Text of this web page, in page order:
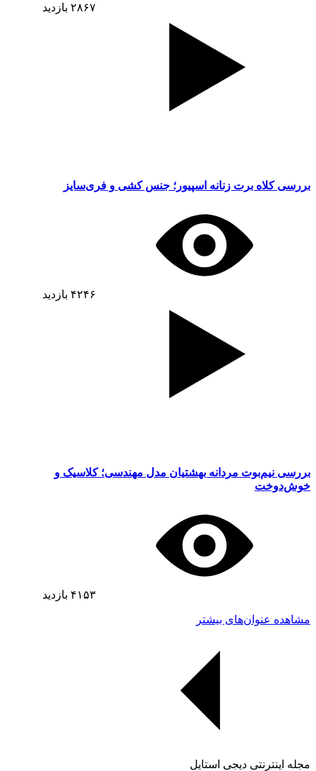
۲۸۶۷ بازدید
بررسی کلاه برت زنانه اسپیور؛ جنس کشی و فری‌سایز
۴۲۴۶ بازدید
بررسی نیم‌بوت مردانه بهشتیان مدل مهندسی؛ کلاسیک و
خوش‌دوخت
۴۱۵۳ بازدید
مشاهده عنوان‌های بیشتر
مجله اینترنتی دیجی استایل